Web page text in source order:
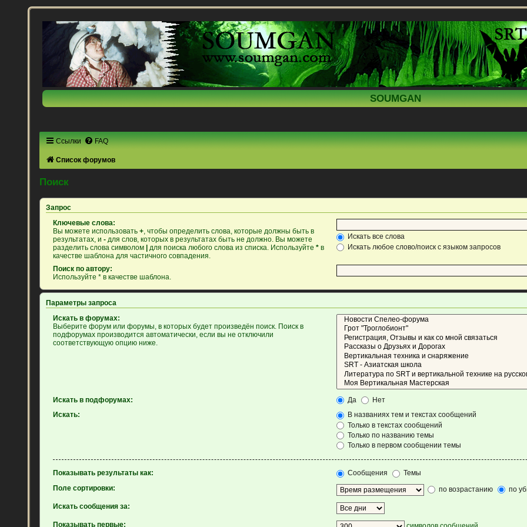
SOUMGAN
Ссылки FAQ
Список форумов
Поиск
Запрос
Ключевые слова:
Вы можете использовать+, чтобы определить слова, которые должны быть в
результатах, и- для слов, которых в результатах быть не должно. Вы можете
разделить слова символом
для поиска любого слова из списка. Используйте* в
качестве шаблона для частичного совпадения.
Искать все слова
Искать любое слово/поиск с языком запросов
Поиск по автору:
Используйте * в качестве шаблона.
Параметры запроса
Искать в форумах:
Выберите форум или форумы, в которых будет произведён поиск. Поиск в
подфорумах производится автоматически, если вы не отключили
соответствующую опцию ниже.
Искать в подфорумах: Да
Нет
Искать:
В названиях тем и текстах сообщений
Только в текстах сообщений
Только по названию темы
Только в первом сообщении темы
Показывать результаты как: Сообщения
Темы
Поле сортировки:
по возрастанию по
Искать сообщения за:
Показывать первые: